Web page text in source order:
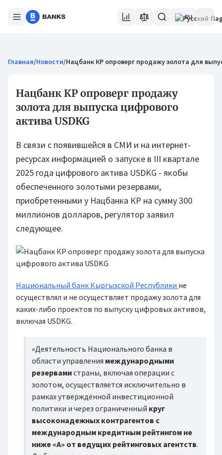
RU
Главная/Новости/Нацбанк КР опроверг продажу золота для
Нацбанк КР опроверг продажу
золота для выпуска цифрового
актива USDKG
В связи с появившейся в СМИ и на интернет-
ресурсах информацией о запуске в III квартале
2025 года цифрового актива USDKG - якобы
обеспеченного золотыми резервами,
приобретенными у Нацбанка КР на сумму 300
миллионов долларов, регулятор заявил
следующее.
Национальный банк Кыргызской Республики не
осуществлял и не осуществляет продажу золота для
каких-либо проектов по выпуску цифровых активов,
включая USDKG.
«Деятельность Национального банка в
области управления международными
резервамистраны, включая операции с
золотом, осуществляется исключительно в
рамках утверждённой инвестиционной
политики и через ограниченный круг
высоконадежных контрагентов с
международным кредитным рейтингом не
ниже «A» от ведущих рейтинговых агентств.